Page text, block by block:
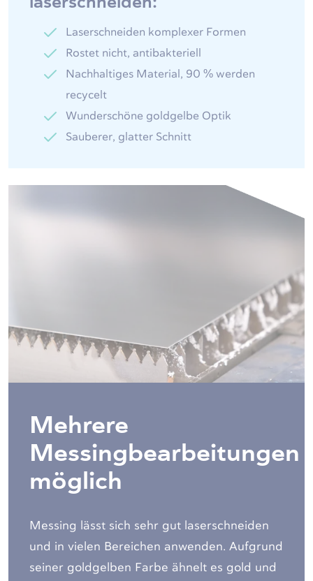
Laserschneiden komplexer Formen
Rostet nicht, antibakteriell
Nachhaltiges Material, 90 % werden
recycelt
Wunderschöne goldgelbe Optik
Sauberer, glatter Schnitt
Mehrere
Messingbearbeitungen
möglich
Messing lässt sich sehr gut laserschneiden
und in vielen Bereichen anwenden. Aufgrund
seiner goldgelben Farbe ähnelt es gold und